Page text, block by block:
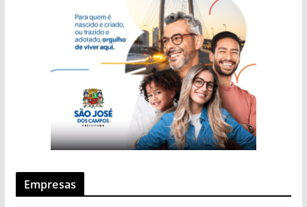
Empresas